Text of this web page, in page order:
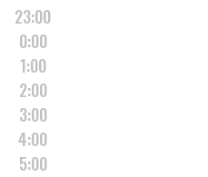
23:00
0:00
1:00
2:00
3:00
4:00
5:00